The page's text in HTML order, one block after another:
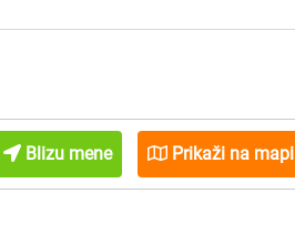
Blizu mene Prikaži na mapi